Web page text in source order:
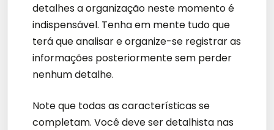
detalhes a organização neste momento é
indispensável. Tenha em mente tudo que
terá que analisar e organize-se registrar as
informações posteriormente sem perder
nenhum detalhe.
Note que todas as características se
completam. Você deve ser detalhista nas